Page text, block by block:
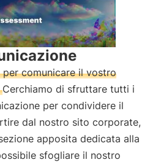
comunicare il vostro
Cerchiamo di sfruttare tutti i
per condividere il
dal nostro sito corporate,
apposita dedicata alla
sfogliare il nostro